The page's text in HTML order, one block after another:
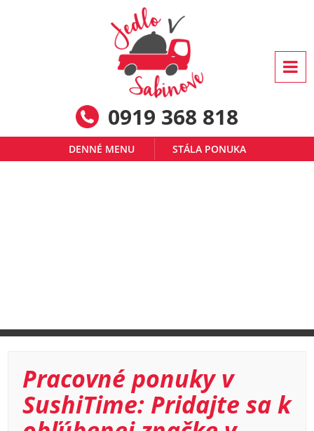
0919 368 818
DENNÉ MENU STÁLA PONUKA
Pracovné ponuky v
SushiTime: Pridajte sa k